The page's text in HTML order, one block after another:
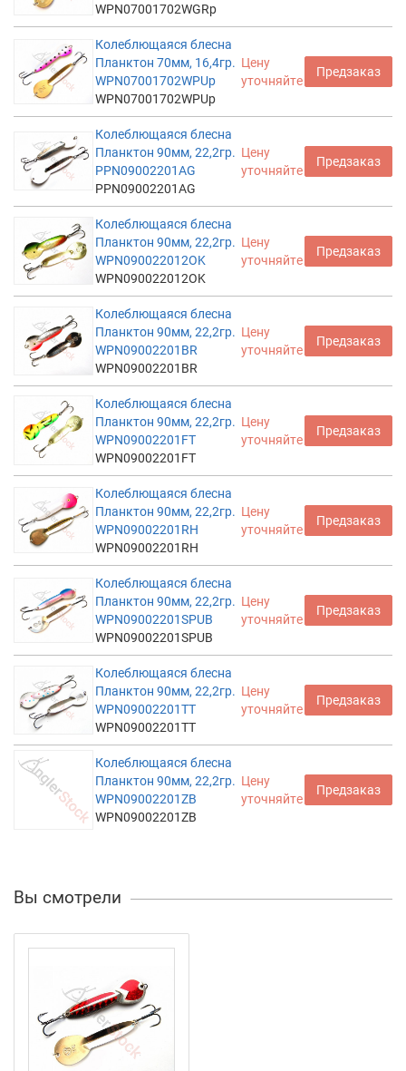
WPN07001702WGRp
Колеблющаяся блесна
Планктон 70мм, 16,4гр.
WPN07001702WPUp
WPN07001702WPUp
Цену
уточняйте
Предзаказ
Колеблющаяся блесна
Планктон 90мм, 22,2гр.
PPN09002201AG
PPN09002201AG
Цену
уточняйте
Предзаказ
Колеблющаяся блесна
Планктон 90мм, 22,2гр.
WPN090022012OK
WPN090022012OK
Цену
уточняйте
Предзаказ
Колеблющаяся блесна
Планктон 90мм, 22,2гр.
WPN09002201BR
WPN09002201BR
Цену
уточняйте
Предзаказ
Колеблющаяся блесна
Планктон 90мм, 22,2гр.
WPN09002201FT
WPN09002201FT
Цену
уточняйте
Предзаказ
Колеблющаяся блесна
Планктон 90мм, 22,2гр.
WPN09002201RH
WPN09002201RH
Цену
уточняйте
Предзаказ
Колеблющаяся блесна
Планктон 90мм, 22,2гр.
WPN09002201SPUB
WPN09002201SPUB
Цену
уточняйте
Предзаказ
Колеблющаяся блесна
Планктон 90мм, 22,2гр.
WPN09002201TT
WPN09002201TT
Цену
уточняйте
Предзаказ
Колеблющаяся блесна
Планктон 90мм, 22,2гр.
WPN09002201ZB
WPN09002201ZB
Цену
уточняйте
Предзаказ
Вы смотрели